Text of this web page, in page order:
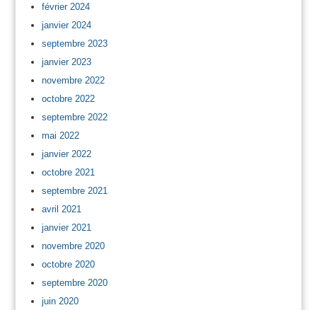
février 2024
janvier 2024
septembre 2023
janvier 2023
novembre 2022
octobre 2022
septembre 2022
mai 2022
janvier 2022
octobre 2021
septembre 2021
avril 2021
janvier 2021
novembre 2020
octobre 2020
septembre 2020
juin 2020